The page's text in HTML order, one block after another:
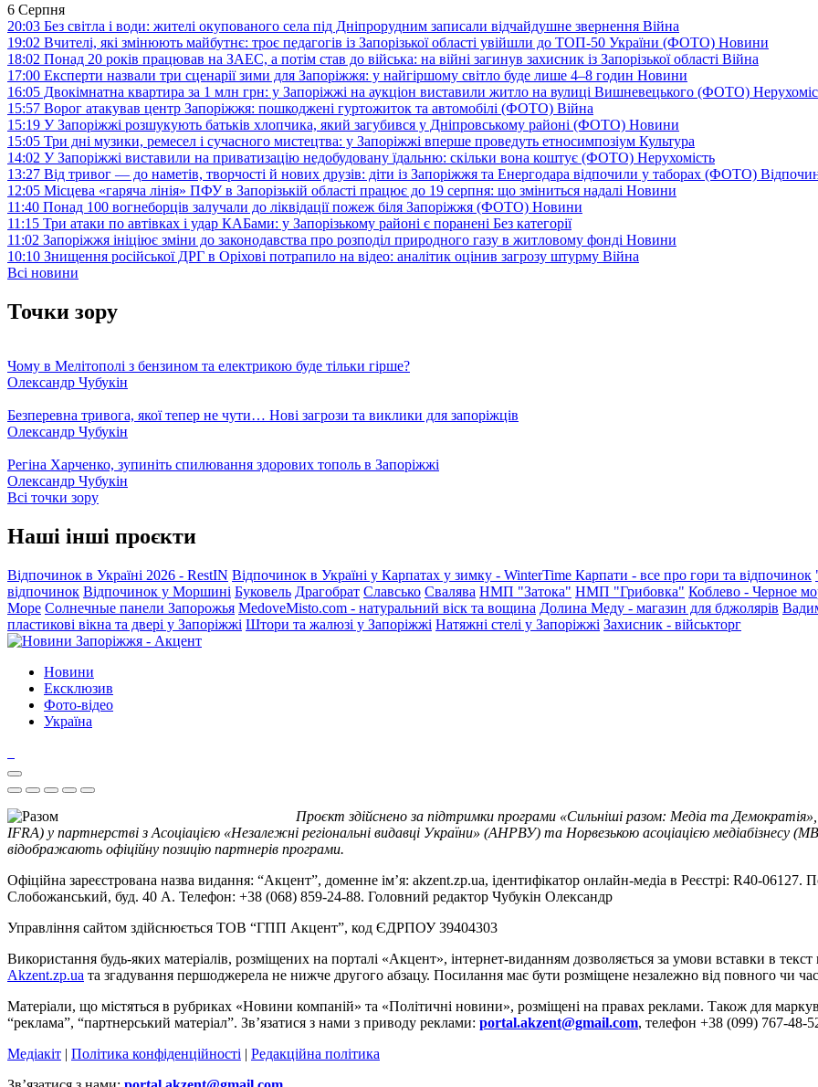
6 Серпня
20:03 Без світла і води: жителі окупованого села під Дніпрорудним записали відчайдушне звернення Війна
19:02 Вчителі, які змінюють майбутнє: троє педагогів із Запорізької області увійшли до ТОП-50 України (ФОТО) Новини
18:02 Понад 20 років працював на ЗАЕС, а потім став до війська: на війні загинув захисник із Запорізької області Війна
17:00 Експерти назвали три сценарії зими для Запоріжжя: у найгіршому світло буде лише 4–8 годин Новини
16:05 Двокімнатна квартира за 1 млн грн: у Запоріжжі на аукціон виставили житло на вулиці Вишневецького (ФОТО)
15:57 Ворог атакував центр Запоріжжя: пошкоджені гуртожиток та автомобілі (ФОТО) Війна
15:19 У Запоріжжі розшукують батьків хлопчика, який загубився у Дніпровському районі (ФОТО) Новини
15:05 Три дні музики, ремесел і сучасного мистецтва: у Запоріжжі вперше проведуть етносимпозіум Культура
14:02 У Запоріжжі виставили на приватизацію недобудовану їдальню: скільки вона коштує (ФОТО) Нерухомість
13:27 Від тривог — до наметів, творчості й нових друзів: діти із Запоріжжя та Енергодара відпочили у таборах (ФОТО)
12:05 Місцева «гаряча лінія» ПФУ в Запорізькій області працює до 19 серпня: що зміниться надалі Новини
11:40 Понад 100 вогнеборців залучали до ліквідації пожеж біля Запоріжжя (ФОТО) Новини
11:15 Три атаки по автівках і удар КАБами: у Запорізькому районі є поранені Без категорії
11:02 Запоріжжя ініціює зміни до законодавства про розподіл природного газу в житловому фонді Новини
10:10 Знищення російської ДРГ в Оріхові потрапило на відео: аналітик оцінив загрозу штурму Війна
Всі новини
Точки зору
Чому в Мелітополі з бензином та електрикою буде тільки гірше?
Олександр Чубукін
Безперевна тривога, якої тепер не чути… Нові загрози та виклики для запоріжців
Олександр Чубукін
Регіна Харченко, зупиніть спилювання здорових тополь в Запоріжжі
Олександр Чубукін
Всі точки зору
Наші інші проєкти
Відпочинок в Україні 2026 - RestIN Відпочинок в Україні у Карпатах у зимку - WinterTime Карпати - все про гори та відпочинок
відпочинок Відпочинок у Моршині Буковель Драгобрат Славсько Свалява НМП "Затока" НМП "Грибовка" Коблево - Черное
Море Солнечные панели Запорожья MedoveMisto.com - натуральний віск та вощина Долина Меду - магазин для бджолярів
пластикові вікна та двері у Запоріжжі Штори та жалюзі у Запоріжжі Натяжні стелі у Запоріжжі Захисник - військторг
Новини
Ексклюзив
Фото-відео
Україна
Проєкт здійснено за підтримки програми «Сильніші разом: Медіа та
IFRA) у партнерстві з Асоціацією «Незалежні регіональні видавці України» (АНРВУ) та Норвезькою асоціацією медіабізнесу
відображають офіційну позицію партнерів програми.
Офіційна зареєстрована назва видання: “Акцент”, доменне ім’я: akzent.zp.ua, ідентифікатор онлайн-медіа в Реєстрі: R40-
Слобожанський, буд. 40 А. Телефон: +38 (068) 859-24-88. Головний редактор Чубукін Олександр
Управління сайтом здійснюється ТОВ “ГПП Акцент”, код ЄДРПОУ 39404303
Використання будь-яких матеріалів, розміщених на порталі «Акцент», інтернет-виданням дозволяється за умови вставки в
Akzent.zp.ua та згадування першоджерела не нижче другого абзацу. Посилання має бути розміщене незалежно від повного чи
Матеріали, що містяться в рубриках «Новини компаній» та «Політичні новини», розміщені на правах реклами. Також для
“реклама”, “партнерський матеріал”. Зв’язатися з нами з приводу реклами: portal.akzent@gmail.com, телефон +38 (099) 767-48-
Медіакіт | Політика конфіденційності | Редакційна політика